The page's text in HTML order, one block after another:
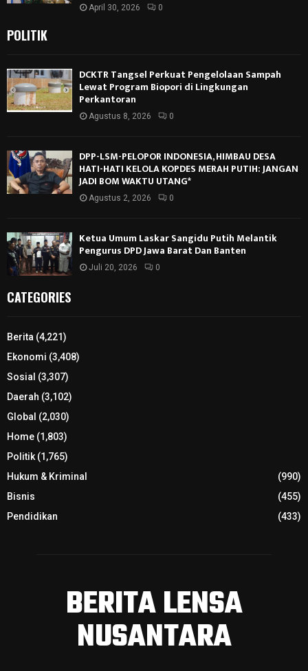
April 30, 2026 0
POLITIK
DCKTR Tangsel Perkuat Pengelolaan Sampah
Lewat Program Biopori di Lingkungan
Perkantoran
Agustus 8, 2026 0
DPP-LSM-PELOPOR INDONESIA, HIMBAU DESA
HATI-HATI KELOLA KOPDES MERAH PUTIH: JANGAN
JADI BOM WAKTU UTANG*
Agustus 2, 2026 0
Ketua Umum Laskar Sangidu Putih Melantik
Pengurus DPD Jawa Barat Dan Banten
Juli 20, 2026 0
CATEGORIES
Berita (4,221)
Ekonomi (3,408)
Sosial (3,307)
Daerah (3,102)
Global (2,030)
Home (1,803)
Politik(1,765)
Hukum & Kriminal
(990)
Bisnis
(455)
Pendidikan
(433)
BERITA LENSA
NUSANTARA